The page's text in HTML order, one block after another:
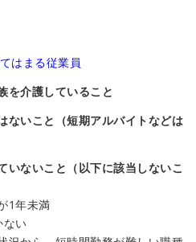
はまる従業員
を介護していること
ないこと（短期アルバイトなどは
ないこと（以下に該当しないこ
1年未満
い